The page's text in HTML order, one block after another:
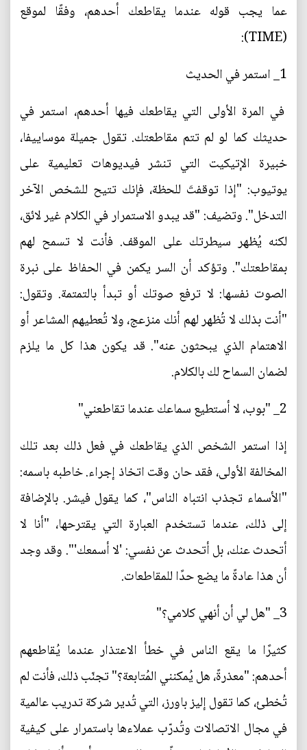
عما يجب قوله عندما يقاطعك أحدهم، وفقًا لموقع
(TIME):
1_ استمر في الحديث
في المرة الأولى التي يقاطعك فيها أحدهم، استمر في
حديثك كما لو لم تتم مقاطعتك. تقول جميلة موساييفا،
خبيرة الإتيكيت التي تنشر فيديوهات تعليمية على
يوتيوب: "إذا توقفتَ للحظة، فإنك تتيح للشخص الآخر
التدخل". وتضيف: "قد يبدو الاستمرار في الكلام غير لائق،
لكنه يُظهر سيطرتك على الموقف. فأنت لا تسمح لهم
بمقاطعتك". وتؤكد أن السر يكمن في الحفاظ على نبرة
الصوت نفسها: لا ترفع صوتك أو تبدأ بالتمتمة. وتقول:
"أنت بذلك لا تُظهر لهم أنك منزعج، ولا تُعطيهم المشاعر أو
الاهتمام الذي يبحثون عنه". قد يكون هذا كل ما يلزم
لضمان السماح لك بالكلام.
2_ "بوب، لا أستطيع سماعك عندما تقاطعني"
إذا استمر الشخص الذي يقاطعك في فعل ذلك بعد تلك
المخالفة الأولى، فقد حان وقت اتخاذ إجراء. خاطبه باسمه:
"الأسماء تجذب انتباه الناس"، كما يقول فيشر. بالإضافة
إلى ذلك، عندما تستخدم العبارة التي يقترحها، "أنا لا
أتحدث عنك، بل أتحدث عن نفسي: 'لا أسمعك'". وقد وجد
أن هذا عادةً ما يضع حدًا للمقاطعات.
3_ "هل لي أن أنهي كلامي؟"
كثيرًا ما يقع الناس في خطأ الاعتذار عندما يُقاطعهم
أحدهم: "معذرةً، هل يُمكنني المُتابعة؟" تجنّب ذلك، فأنت لم
تُخطئ، كما تقول إليز باورز، التي تُدير شركة تدريب عالمية
في مجال الاتصالات وتُدرّب عملاءها باستمرار على كيفية